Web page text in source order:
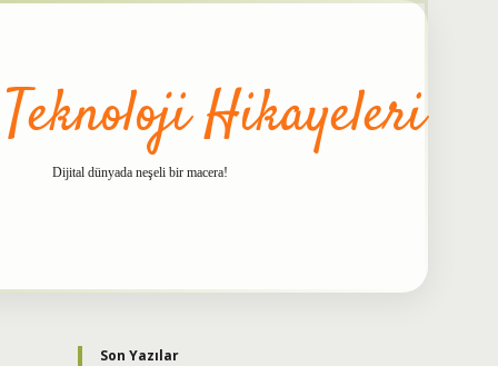
Hikayeleri
Dijital dünyada neşeli bir macera!
Sidebar
Son Yazılar